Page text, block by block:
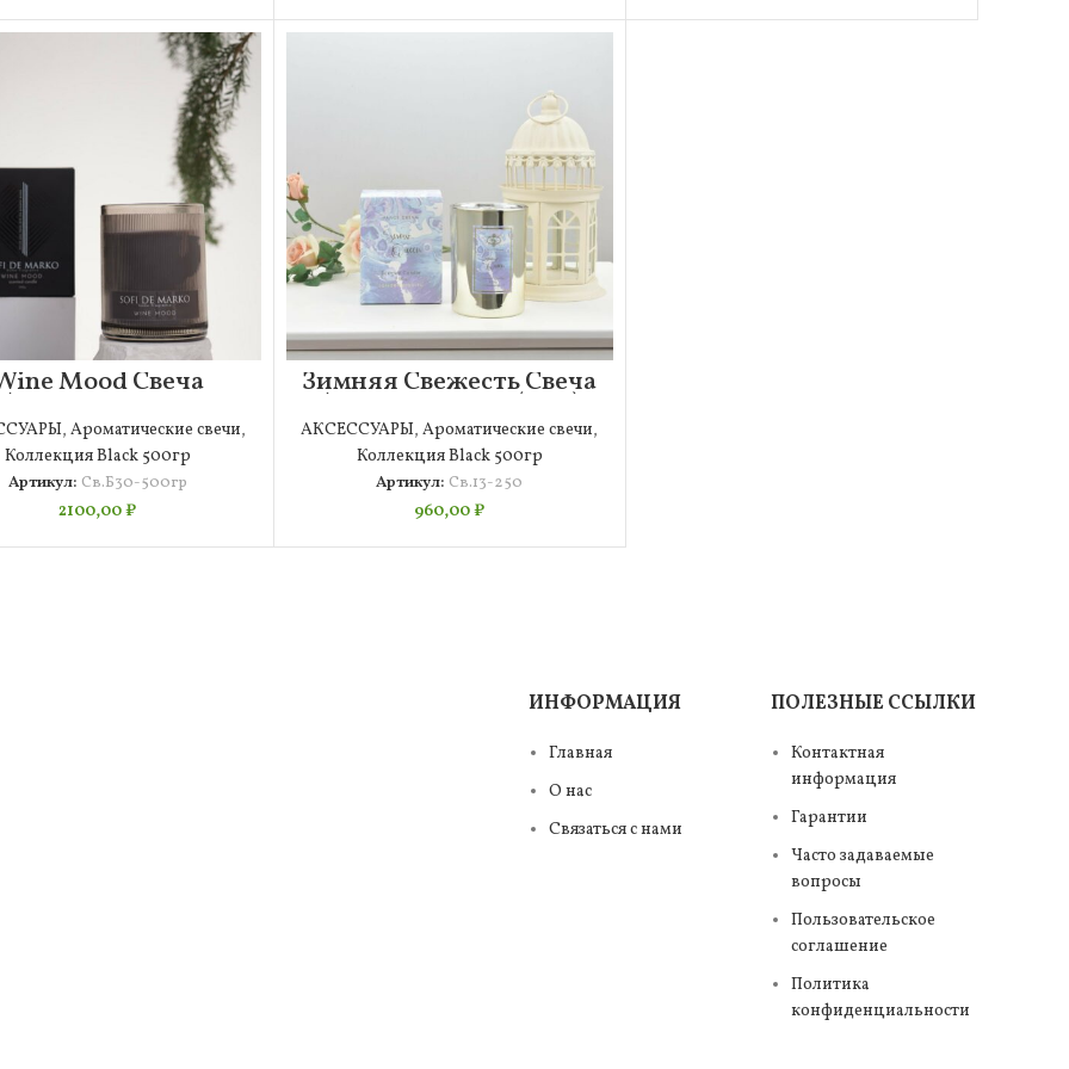
Mood Свеча
Ароматическая
(500гр)
,Ароматические свечи,
Коллекция Black 500гр
Артикул: Св.Б30-500гр
2100,00₽
Зимняя Свежесть Свеча
Ароматическая (1шт)
АКСЕССУАРЫ,Ароматические свечи,
Коллекция Black 500гр
Артикул: Св.13-250
960,00₽
ИНФОРМАЦИЯ
Главная
О нас
Связаться с нами
ПОЛЕЗНЫЕ ССЫЛКИ
Контактная
информация
Гарантии
Часто задаваемые
вопросы
Пользовательское
соглашение
Политика
конфиденциальности